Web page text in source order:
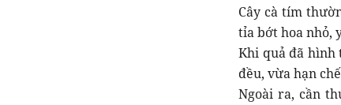
Cây cà tím
tỉa bớt hoa nhỏ,
Khi quả đã hình
đều, vừa hạn
Ngoài ra, cần